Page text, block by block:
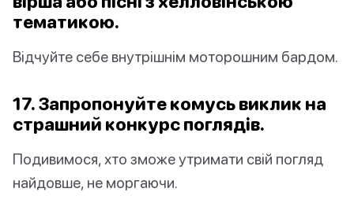
тематикою.
Відчуйте себе внутрішнім моторошним бардом.
17. Запропонуйте комусь виклик на
страшний конкурс поглядів.
Подивимося, хто зможе утримати свій погляд
найдовше, не моргаючи.